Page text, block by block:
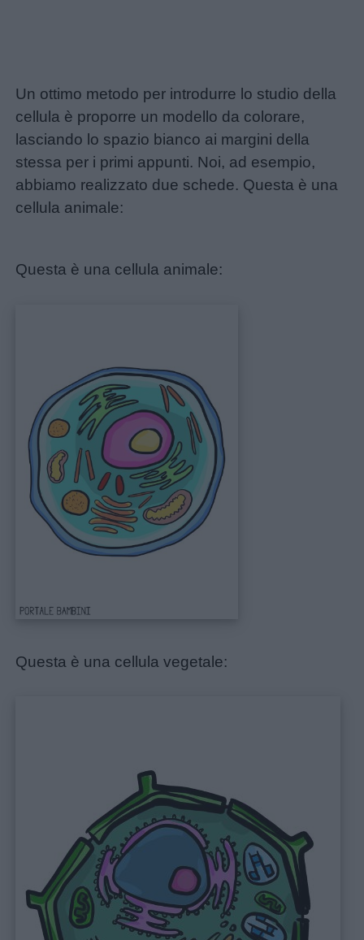
Link
utili
Chi
Privacy
policy
Un ottimo metodo per introdurre lo studio della
cellula è proporre un modello da colorare,
lasciando lo spazio bianco ai margini della
stessa per i primi appunti. Noi, ad esempio,
abbiamo realizzato due schede. Questa è una
cellula animale:
Questa è una cellula animale:
Questa è una cellula vegetale: